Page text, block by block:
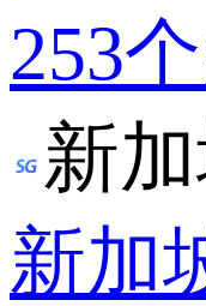
253
新
新加